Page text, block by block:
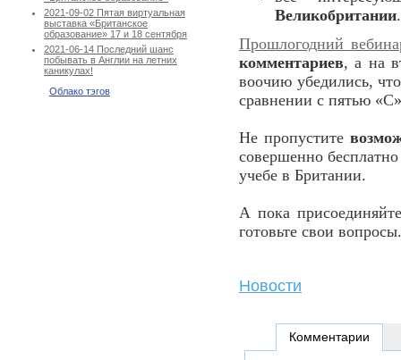
2021-09-02 Пятая виртуальная
выставка «Британское
образование» 17 и 18 сентября
2021-06-14 Последний шанс
побывать в Англии на летних
каникулах!
Облако тэгов
Великобритании
Прошлогодний
комментариев, а на
воочию убедились,
сравнении с пятью
Не пропустите
совершенно
учебе в Британии.
А пока
готовьте свои вопросы.
Новости
Комментарии